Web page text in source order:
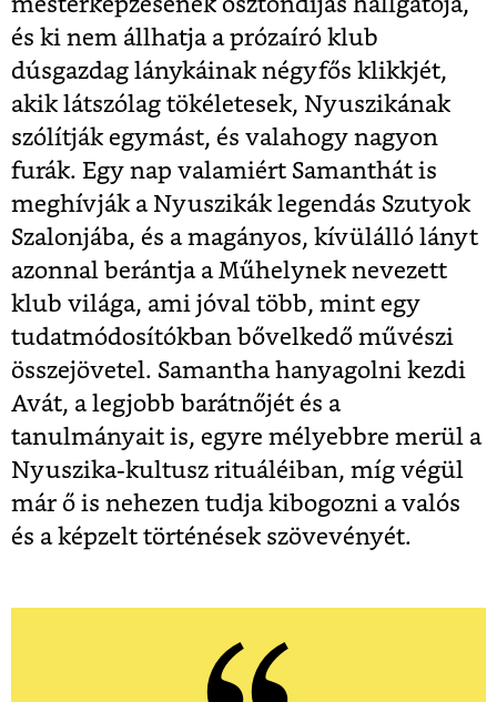
és ki nem állhatja a prózaíró klub
dúsgazdag lánykáinak négyfős klikkjét,
akik látszólag tökéletesek, Nyuszikának
szólítják egymást, és valahogy nagyon
furák. Egy nap valamiért Samanthát is
meghívják a Nyuszikák legendás Szutyok
Szalonjába, és a magányos, kívülálló lányt
azonnal berántja a Műhelynek nevezett
klub világa, ami jóval több, mint egy
tudatmódosítókban bővelkedő művészi
összejövetel. Samantha hanyagolni kezdi
Avát, a legjobb barátnőjét és a
tanulmányait is, egyre mélyebbre merül a
Nyuszika-kultusz rituáléiban, míg végül
már ő is nehezen tudja kibogozni a valós
és a képzelt történések szövevényét.